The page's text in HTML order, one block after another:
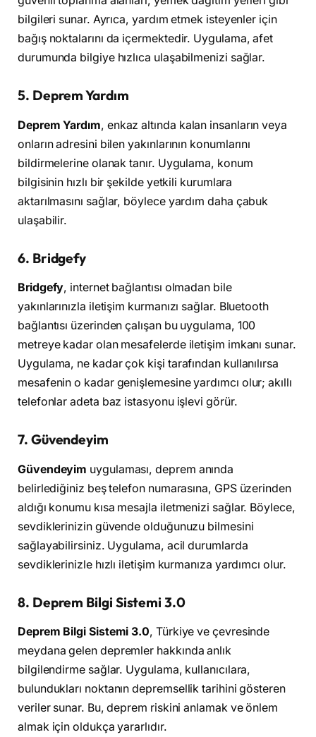
bilgileri sunar. Ayrıca, yardım etmek isteyenler için
bağış noktalarını da içermektedir. Uygulama, afet
durumunda bilgiye hızlıca ulaşabilmenizi sağlar.
5. Deprem Yardım
Deprem Yardım, enkaz altında kalan insanların veya
onların adresini bilen yakınlarının konumlarını
bildirmelerine olanak tanır. Uygulama, konum
bilgisinin hızlı bir şekilde yetkili kurumlara
aktarılmasını sağlar, böylece yardım daha çabuk
ulaşabilir.
6. Bridgefy
Bridgefy, internet bağlantısı olmadan bile
yakınlarınızla iletişim kurmanızı sağlar. Bluetooth
bağlantısı üzerinden çalışan bu uygulama, 100
metreye kadar olan mesafelerde iletişim imkanı sunar.
Uygulama, ne kadar çok kişi tarafından kullanılırsa
mesafenin o kadar genişlemesine yardımcı olur; akıllı
telefonlar adeta baz istasyonu işlevi görür.
7. Güvendeyim
Güvendeyim uygulaması, deprem anında
belirlediğiniz beş telefon numarasına, GPS üzerinden
aldığı konumu kısa mesajla iletmenizi sağlar. Böylece,
sevdiklerinizin güvende olduğunuzu bilmesini
sağlayabilirsiniz. Uygulama, acil durumlarda
sevdiklerinizle hızlı iletişim kurmanıza yardımcı olur.
8. Deprem Bilgi Sistemi 3.0
Deprem Bilgi Sistemi 3.0, Türkiye ve çevresinde
meydana gelen depremler hakkında anlık
bilgilendirme sağlar. Uygulama, kullanıcılara,
bulundukları noktanın depremsellik tarihini gösteren
veriler sunar. Bu, deprem riskini anlamak ve önlem
almak için oldukça yararlıdır.